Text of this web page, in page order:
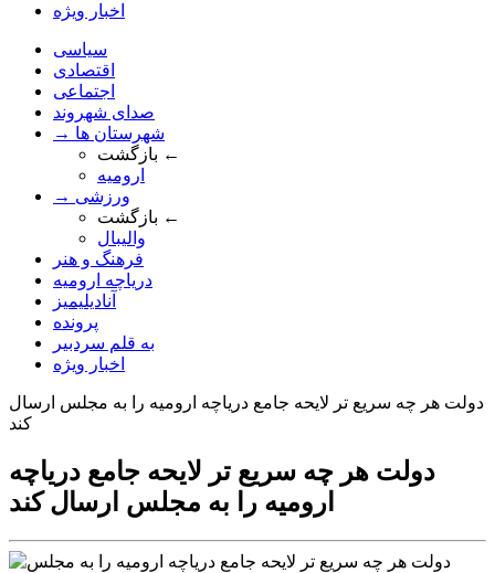
اخبار ویژه
سیاسی
اقتصادی
اجتماعی
صدای شهروند
→ شهرستان ها
بازگشت ←
ارومیه
→ ورزشی
بازگشت ←
والیبال
فرهنگ و هنر
دریاچه ارومیه
آنادیلیمیز
پرونده
به قلم سردبیر
اخبار ویژه
دولت هر چه سريع تر لايحه جامع درياچه اروميه را به مجلس ارسال
کند
دولت هر چه سريع تر لايحه جامع درياچه
اروميه را به مجلس ارسال کند